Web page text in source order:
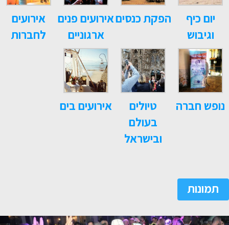
יום כיף
וגיבוש
הפקת כנסיםאירועים פנים
ארגוניים
אירועים
לחברות
נופש חברה
טיולים
בעולם
ובישראל
אירועים בים
תמונות